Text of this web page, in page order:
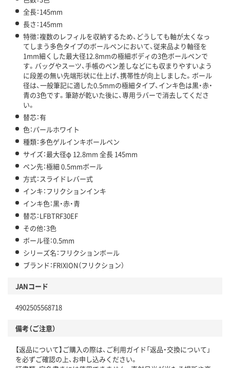
全長：145mm
長さ：145mm
特徴：複数のレフィルを収納するため、どうしても軸が太くなっ
てしまう多色タイプのボールペンにおいて、従来品より軸径を
1mm細くした最大径12.8mmの極細ボディの3色ボールペンで
す。バッグやスーツ、手帳のペン差しなどにも収まりやすいよう
に段差の無い先端形状に仕上げ、携帯性が向上しました。ボール
径は、一般筆記に適した0.5mmの極細タイプ、インキ色は黒・赤・
青の3色です。筆跡が乾いた後に、専用ラバーで消去してくださ
い。
替芯：有
色：パールホワイト
種類：多色ゲルインキボールペン
サイズ：最大径φ 12.8mm 全長 145mm
ペン先：極細 0.5mmボール
方式：スライドレバー式
インキ：フリクションインキ
インキ色：黒・赤・青
替芯：LFBTRF30EF
その他：3色
ボール径：0.5mm
シリーズ名：フリクションボール
ブランド：FRIXION（フリクション）
JANコード
4902505568718
備考（ご注意）
【返品について】ご購入の際は、ご利用ガイド「返品・交換について」
を必ずご確認の上、お申し込みください。